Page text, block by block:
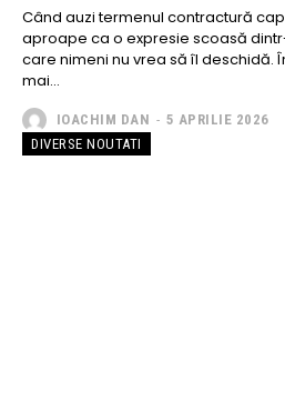
Când auzi termenul contractură
aproape ca o expresie scoasă
care nimeni nu vrea să îl deschidă.
mai...
IOACHIM DAN - 5 APRILIE 2026
DIVERSE NOUTATI